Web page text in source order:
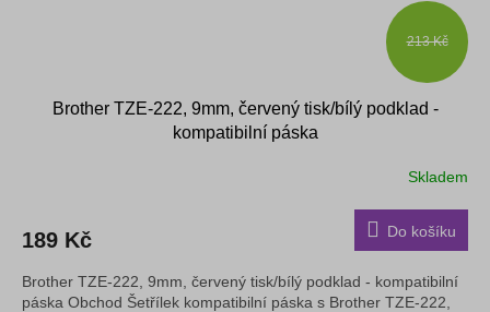
213 Kč
Brother TZE-222, 9mm, červený tisk/bílý podklad -
kompatibilní páska
Skladem
189 Kč Do košíku
Brother TZE-222, 9mm, červený tisk/bílý podklad - kompatibilní
páska Obchod Šetřílek kompatibilní páska s Brother TZE-222,